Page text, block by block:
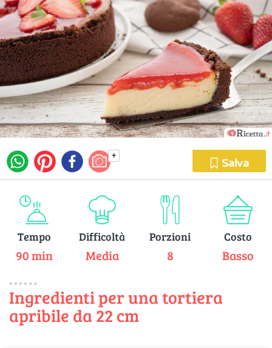
+
Salva
Tempo
90 min
Difficoltà
Media
Porzioni
8
Costo
Basso
Ingredienti per una tortiera
apribile da 22 cm